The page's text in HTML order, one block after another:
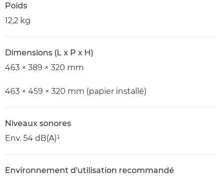
Poids
12,2 kg
Dimensions (L x P x H)
463 × 389 × 320 mm
463 × 459 × 320 mm (papier installé)
Niveaux sonores
Env. 54 dB(A)¹
Environnement d'utilisation recommandé